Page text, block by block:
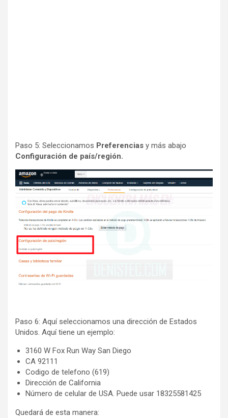
Paso 5: Seleccionamos Preferencias y más abajo
Configuración de país/región.
Paso 6: Aquí seleccionamos una dirección de Estados
Unidos. Aquí tiene un ejemplo:
3160 W Fox Run Way San Diego
CA 92111
Codigo de telefono (619)
Dirección de California
Número de celular de USA. Puede usar 18325581425
Quedará de esta manera: